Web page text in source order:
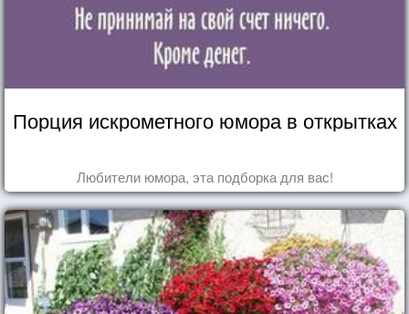
Порция искрометного юмора в открытках
Любители юмора, эта подборка для вас!